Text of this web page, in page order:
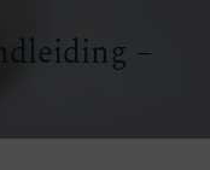
–